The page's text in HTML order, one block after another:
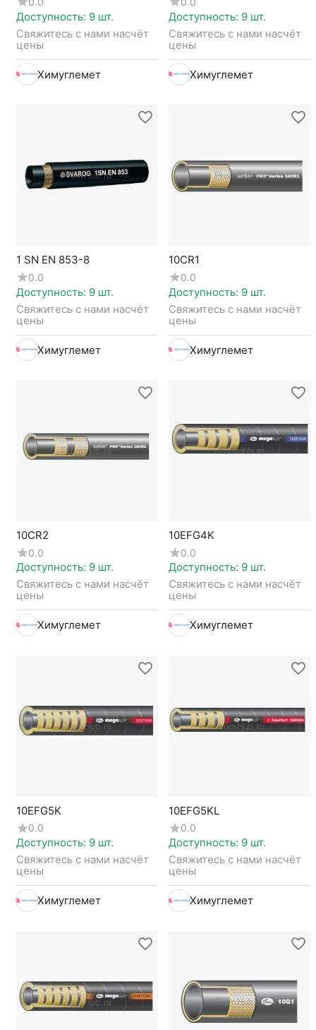
Доступность: 9 шт.
Свяжитесь с нами насчёт
цены
Химуглемет
Доступность: 9 шт.
Свяжитесь с нами насчёт
цены
Химуглемет
1 SN EN 853-8
0.0
Доступность: 9 шт.
Свяжитесь с нами насчёт
цены
Химуглемет
10CR1
0.0
Доступность: 9 шт.
Свяжитесь с нами насчёт
цены
Химуглемет
10CR2
0.0
Доступность: 9 шт.
Свяжитесь с нами насчёт
цены
Химуглемет
10EFG4K
0.0
Доступность: 9 шт.
Свяжитесь с нами насчёт
цены
Химуглемет
10EFG5K
0.0
Доступность: 9 шт.
Свяжитесь с нами насчёт
цены
Химуглемет
10EFG5KL
0.0
Доступность: 9 шт.
Свяжитесь с нами насчёт
цены
Химуглемет